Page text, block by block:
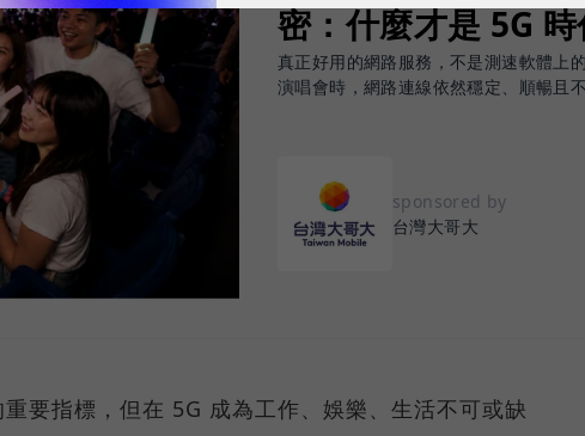
密：什麼才是 5G
真正好用的網路服務，不是測速軟體上
演唱會時，網路連線依然穩定、順暢且不
sponsored by
台灣大哥大
要指標，但在 5G 成為工作、娛樂、生活不可或缺